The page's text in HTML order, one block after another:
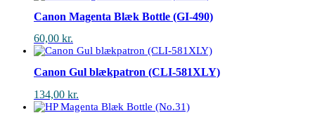
Canon Magenta Blæk Bottle (GI-490)
60,00 kr.
Canon Gul blækpatron (CLI-581XLY)
134,00 kr.